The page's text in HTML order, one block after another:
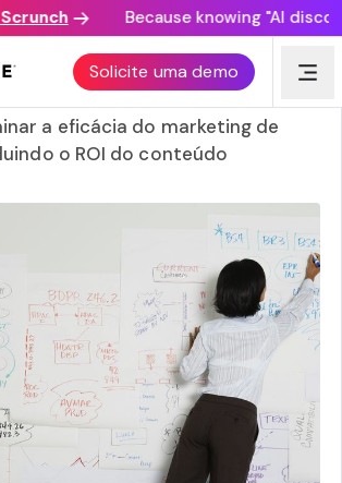
Because knowing "AI
Solicite uma demo
marketing de conteúdo e métricas com
a eficácia do marketing de
o ROI do conteúdo